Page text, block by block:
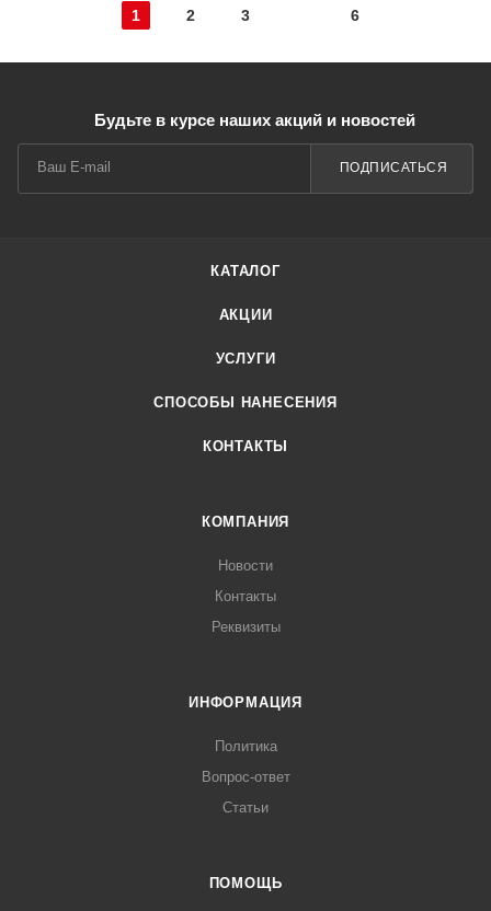
1 2 3 6
Будьте в курсе наших акций и новостей
ПОДПИСАТЬСЯ
КАТАЛОГ
АКЦИИ
УСЛУГИ
СПОСОБЫ НАНЕСЕНИЯ
КОНТАКТЫ
КОМПАНИЯ
Новости
Контакты
Реквизиты
ИНФОРМАЦИЯ
Политика
Вопрос-ответ
Статьи
ПОМОЩЬ